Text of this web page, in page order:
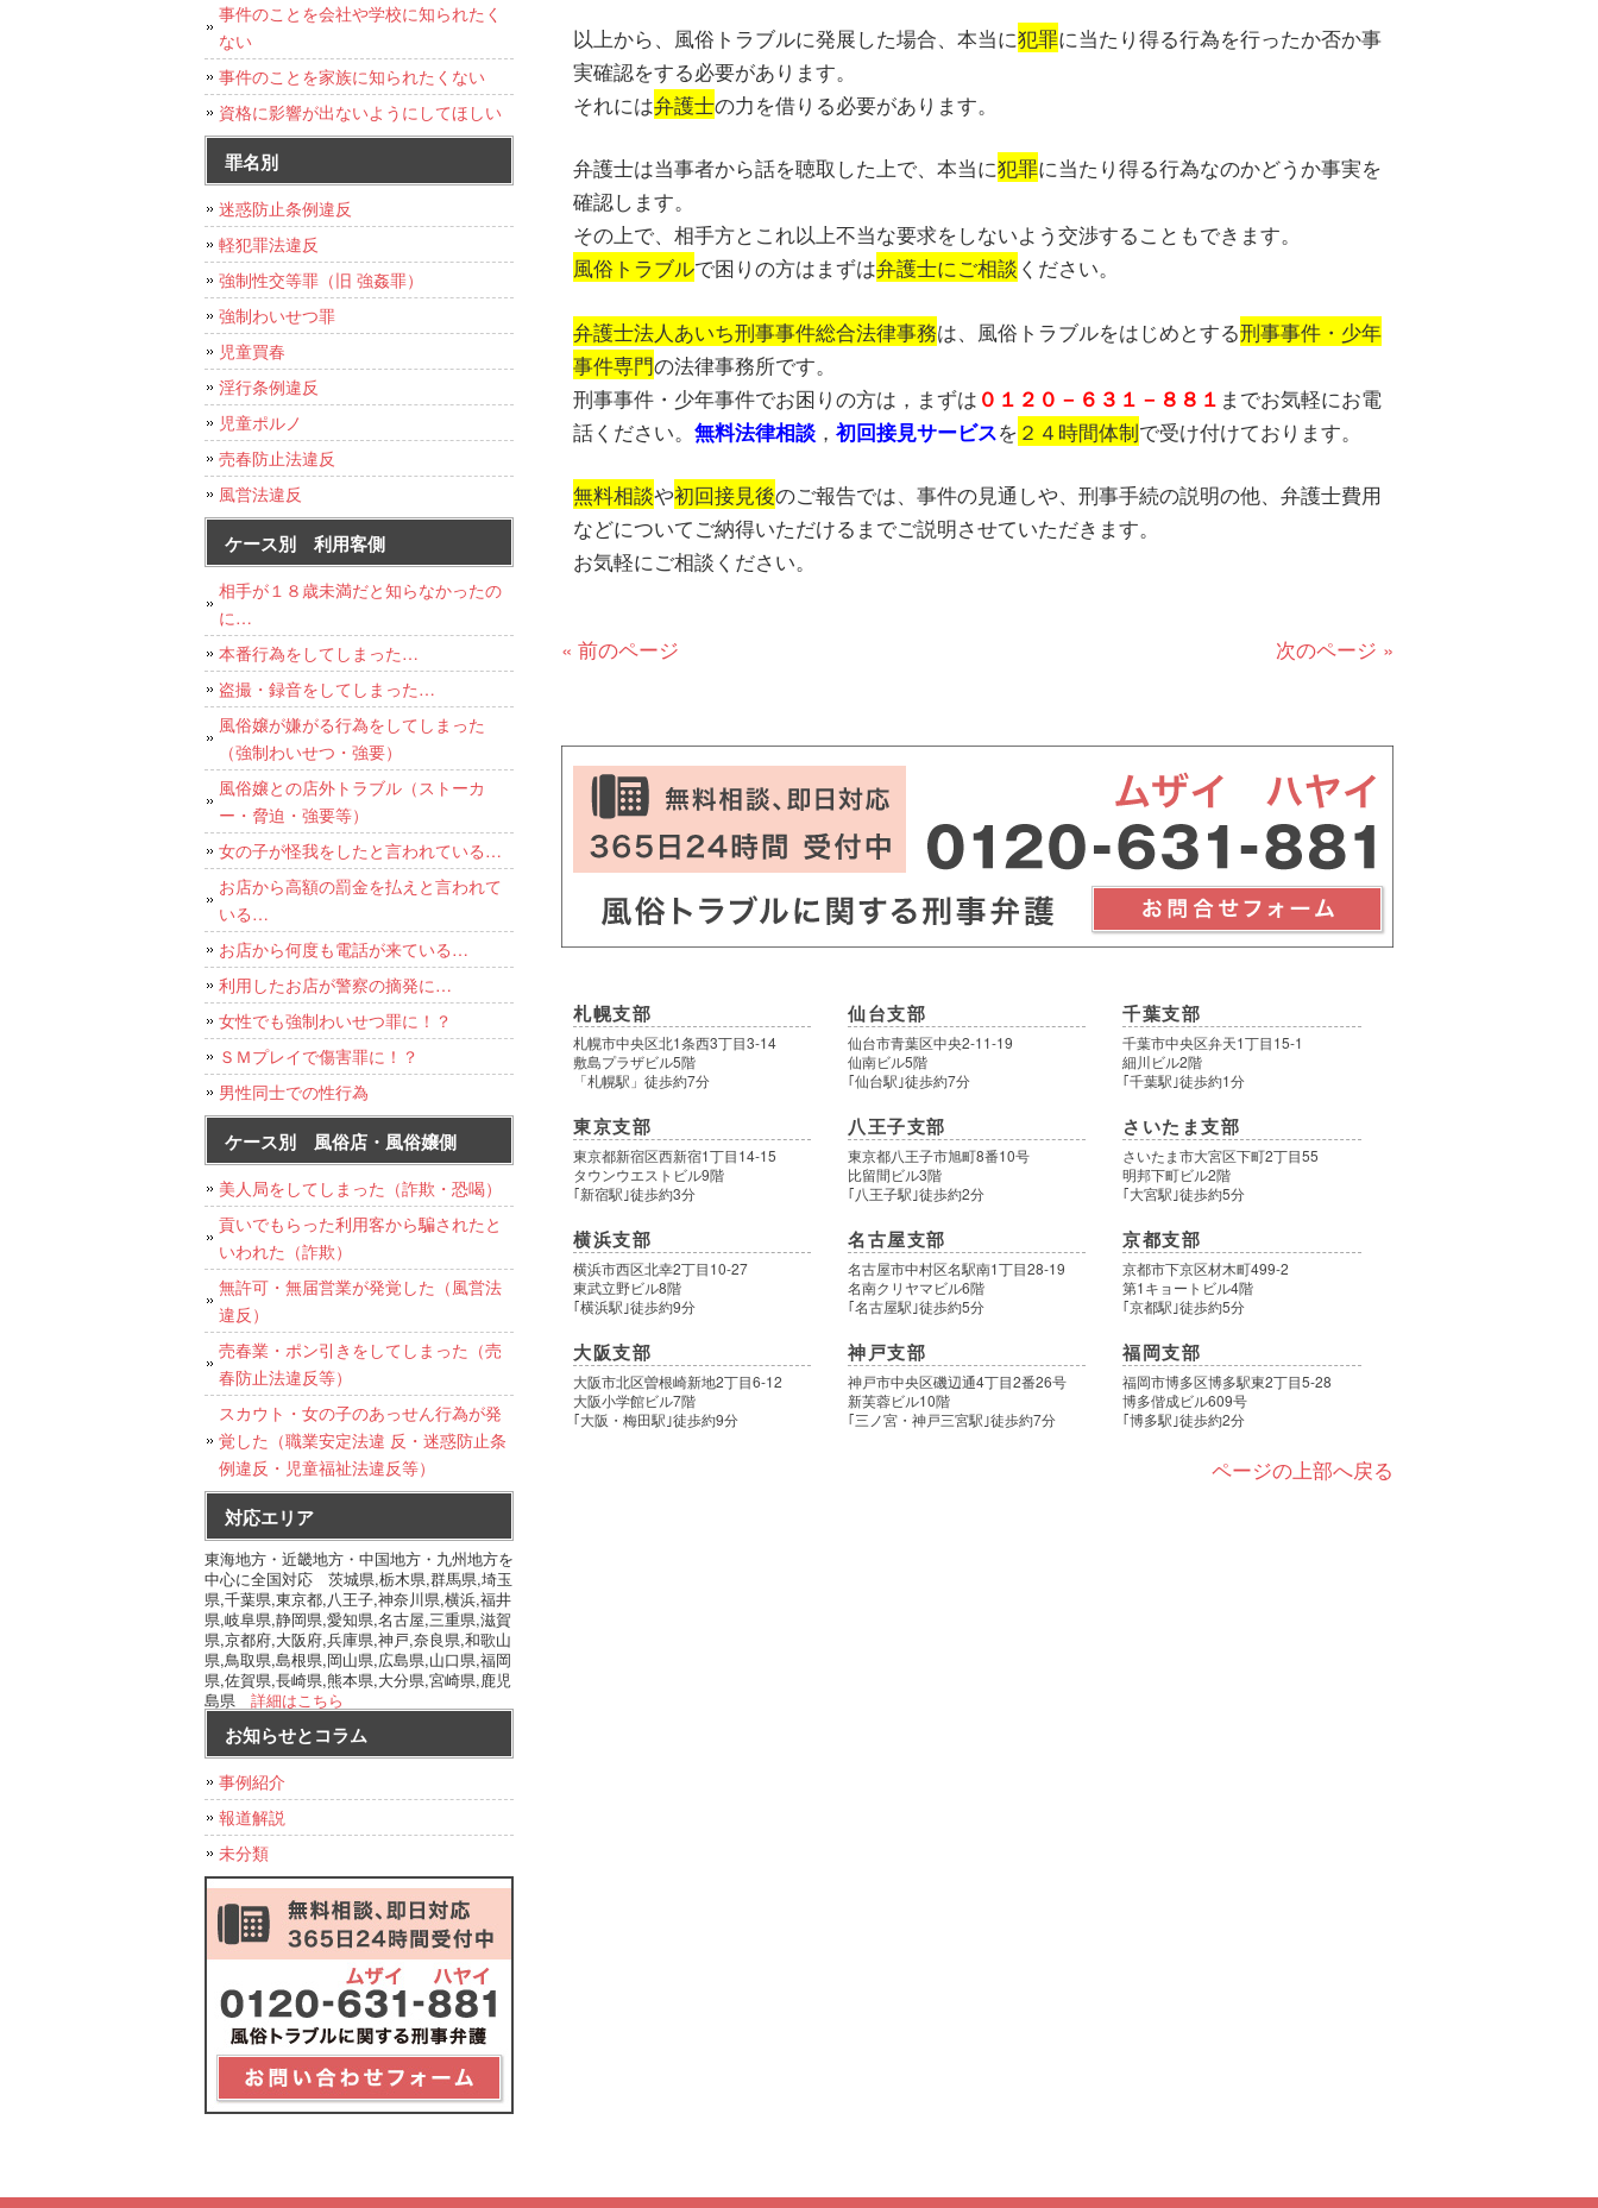
以上から、風俗トラブルに発展した場合、本当に犯罪に当たり得る行為を行ったか否か事
実確認をする必要があります。
それには弁護士の力を借りる必要があります。
弁護士は当事者から話を聴取した上で、本当に犯罪に当たり得る行為なのかどうか事実を
確認します。
その上で、相手方とこれ以上不当な要求をしないよう交渉することもできます。
風俗トラブルで困りの方はまずは弁護士にご相談 ください。
弁護士法人あいち刑事事件総合法律事務は、風俗トラブルをはじめとする刑事事件・少年
事件専門の法律事務所です。
刑事事件・少年事件でお困りの方は，まずは ０１２０－６３１－８８１ までお気軽にお電
話ください。 無料法律相談 ， 初回接見サービスを ２４時間体制で受け付けております。
無料相談や初回接見後のご報告では、事件の見通しや、刑事手続の説明の他、弁護士費用
などについてご納得いただけるまでご説明させていただきます。
お気軽にご相談ください。
« 前のページ 次のページ »
札幌支部
札幌市中央区北1条西3丁目3-14
敷島プラザビル5階
「札幌駅」徒歩約7分
仙台支部
仙台市青葉区中央2-11-19
仙南ビル5階
｢仙台駅｣徒歩約7分
千葉支部
千葉市中央区弁天1丁目15-1
細川ビル2階
｢千葉駅｣徒歩約1分
東京支部
東京都新宿区西新宿1丁目14-15
タウンウエストビル9階
｢新宿駅｣徒歩約3分
八王子支部
東京都八王子市旭町8番10号
比留間ビル3階
｢八王子駅｣徒歩約2分
さいたま支部
さいたま市大宮区下町2丁目55
明邦下町ビル2階
｢大宮駅｣徒歩約5分
横浜支部
横浜市西区北幸2丁目10-27
東武立野ビル8階
｢横浜駅｣徒歩約9分
名古屋支部
名古屋市中村区名駅南1丁目28-19
名南クリヤマビル6階
｢名古屋駅｣徒歩約5分
京都支部
京都市下京区材木町499-2
第1キョートビル4階
｢京都駅｣徒歩約5分
大阪支部
大阪市北区曽根崎新地2丁目6-12
大阪小学館ビル7階
｢大阪・梅田駅｣徒歩約9分
神戸支部
神戸市中央区磯辺通4丁目2番26号
新芙蓉ビル10階
｢三ノ宮・神戸三宮駅｣徒歩約7分
福岡支部
福岡市博多区博多駅東2丁目5-28
博多偕成ビル609号
｢博多駅｣徒歩約2分
ページの上部へ戻る
事件のことを会社や学校に知られたく
ない
事件のことを家族に知られたくない
資格に影響が出ないようにしてほしい
罪名別
迷惑防止条例違反
軽犯罪法違反
強制性交等罪（旧 強姦罪）
強制わいせつ罪
児童買春
淫行条例違反
児童ポルノ
売春防止法違反
風営法違反
ケース別 利用客側
相手が１８歳未満だと知らなかったの
に…
本番行為をしてしまった…
盗撮・録音をしてしまった…
風俗嬢が嫌がる行為をしてしまった
（強制わいせつ・強要）
風俗嬢との店外トラブル（ストーカ
ー・脅迫・強要等）
女の子が怪我をしたと言われている…
お店から高額の罰金を払えと言われて
いる…
お店から何度も電話が来ている…
利用したお店が警察の摘発に…
女性でも強制わいせつ罪に！？
ＳＭプレイで傷害罪に！？
男性同士での性行為
ケース別 風俗店・風俗嬢側
美人局をしてしまった（詐欺・恐喝）
貢いでもらった利用客から騙されたと
いわれた（詐欺）
無許可・無届営業が発覚した（風営法
違反）
売春業・ポン引きをしてしまった（売
春防止法違反等）
スカウト・女の子のあっせん行為が発
覚した（職業安定法違 反・迷惑防止条
例違反・児童福祉法違反等）
対応エリア
東海地方・近畿地方・中国地方・九州地方を
中心に全国対応 茨城県,栃木県,群馬県,埼玉
県,千葉県,東京都,八王子,神奈川県,横浜,福井
県,岐阜県,静岡県,愛知県,名古屋,三重県,滋賀
県,京都府,大阪府,兵庫県,神戸,奈良県,和歌山
県,鳥取県,島根県,岡山県,広島県,山口県,福岡
県,佐賀県,長崎県,熊本県,大分県,宮崎県,鹿児
島県 詳細はこちら
お知らせとコラム
事例紹介
報道解説
未分類